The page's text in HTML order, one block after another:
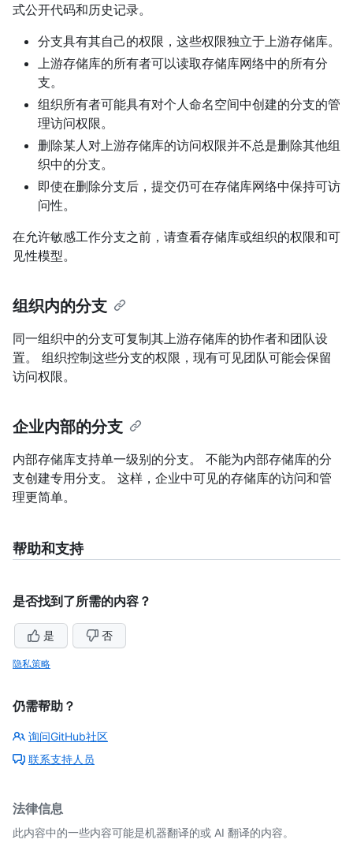
式公开代码和历史记录。
分支具有其自己的权限，这些权限独立于上游存储库。
上游存储库的所有者可以读取存储库网络中的所有分
支。
组织所有者可能具有对个人命名空间中创建的分支的管
理访问权限。
删除某人对上游存储库的访问权限并不总是删除其他组
织中的分支。
即使在删除分支后，提交仍可在存储库网络中保持可访
问性。
在允许敏感工作分支之前，请查看存储库或组织的权限和可
见性模型。
组织内的分支
同一组织中的分支可复制其上游存储库的协作者和团队设
置。 组织控制这些分支的权限，现有可见团队可能会保留
访问权限。
企业内部的分支
内部存储库支持单一级别的分支。 不能为内部存储库的分
支创建专用分支。 这样，企业中可见的存储库的访问和管
理更简单。
帮助和支持
是否找到了所需的内容？
是 否
隐私策略
仍需帮助？
询问GitHub社区
联系支持人员
法律信息
此内容中的一些内容可能是机器翻译的或 AI 翻译的内容。